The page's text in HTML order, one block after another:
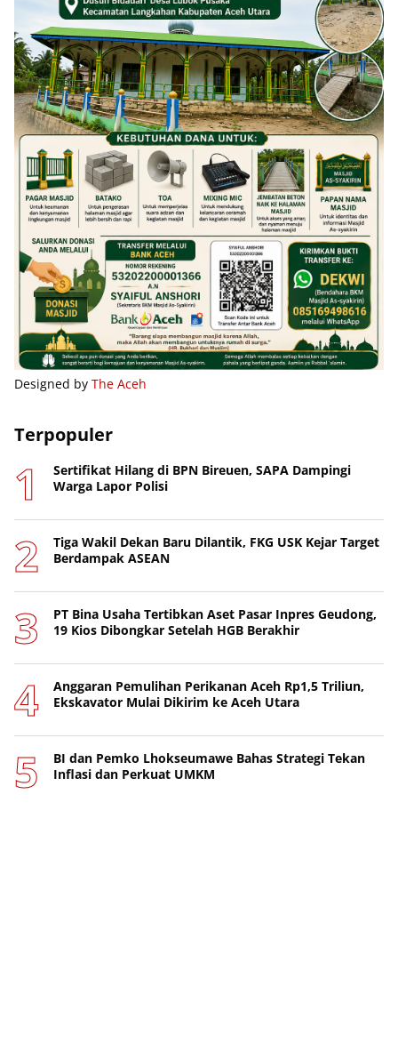
Designed by The Aceh
Terpopuler
Sertifikat Hilang di BPN Bireuen, SAPA Dampingi
Warga Lapor Polisi
Tiga Wakil Dekan Baru Dilantik, FKG USK Kejar Target
Berdampak ASEAN
PT Bina Usaha Tertibkan Aset Pasar Inpres Geudong,
19 Kios Dibongkar Setelah HGB Berakhir
Anggaran Pemulihan Perikanan Aceh Rp1,5 Triliun,
Ekskavator Mulai Dikirim ke Aceh Utara
BI dan Pemko Lhokseumawe Bahas Strategi Tekan
Inflasi dan Perkuat UMKM